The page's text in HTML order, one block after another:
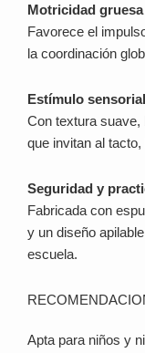
Motricidad
Favorece el
la coordinación
Estímulo
Con textura
que invitan al
Seguridad y
Fabricada con
y un diseño
escuela.
Apta para niños y